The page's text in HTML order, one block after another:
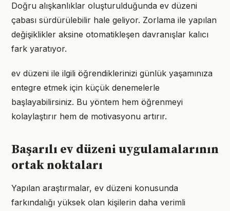
Doğru alışkanlıklar oluşturulduğunda ev düzeni
çabası sürdürülebilir hale geliyor. Zorlama ile yapılan
değişiklikler aksine otomatikleşen davranışlar kalıcı
fark yaratıyor.
ev düzeni ile ilgili öğrendiklerinizi günlük yaşamınıza
entegre etmek için küçük denemelerle
başlayabilirsiniz. Bu yöntem hem öğrenmeyi
kolaylaştırır hem de motivasyonu artırır.
Başarılı ev düzeni uygulamalarının
ortak noktaları
Yapılan araştırmalar, ev düzeni konusunda
farkındalığı yüksek olan kişilerin daha verimli